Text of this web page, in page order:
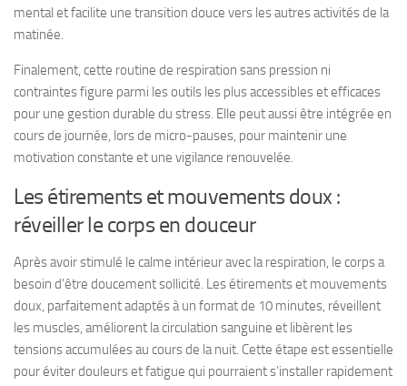
mental et facilite une transition douce vers les autres activités de la
matinée.
Finalement, cette routine de respiration sans pression ni
contraintes figure parmi les outils les plus accessibles et efficaces
pour une gestion durable du stress. Elle peut aussi être intégrée en
cours de journée, lors de micro-pauses, pour maintenir une
motivation constante et une vigilance renouvelée.
Les étirements et mouvements doux :
réveiller le corps en douceur
Après avoir stimulé le calme intérieur avec la respiration, le corps a
besoin d’être doucement sollicité. Les étirements et mouvements
doux, parfaitement adaptés à un format de 10 minutes, réveillent
les muscles, améliorent la circulation sanguine et libèrent les
tensions accumulées au cours de la nuit. Cette étape est essentielle
pour éviter douleurs et fatigue qui pourraient s’installer rapidement